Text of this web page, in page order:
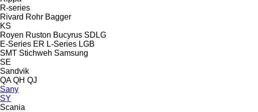
R-series
Rivard Rohr Bagger
KS
Royen Ruston Bucyrus SDLG
E-Series ER L-Series LGB
SMT Stichweh Samsung
SE
Sandvik
QA QH QJ
Sany
SY
Scania